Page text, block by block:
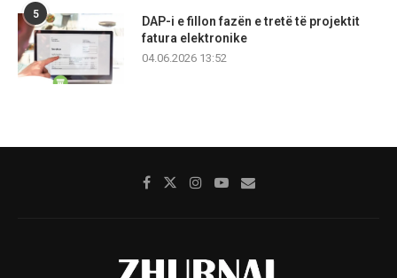
5
DAP-i e fillon fazën e tretë të projektit
fatura elektronike
04.06.2026 13:52